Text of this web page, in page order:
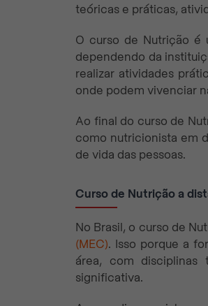
teóricas e práticas,
O curso de Nutrição é
dependendo da
realizar atividades
onde podem vivenciar
Ao final do curso de
como nutricionista em
de vida das pessoas.
Curso de Nutrição a
No Brasil, o curso de
(MEC). Isso porque a
área, com disciplinas
significativa.